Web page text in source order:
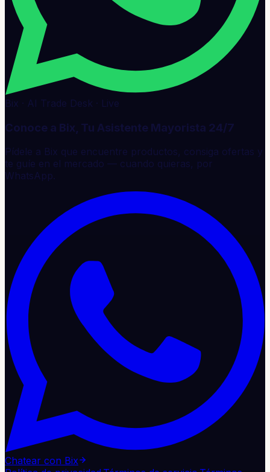
Bix · AI Trade Desk · Live
Conoce a Bix, Tu Asistente Mayorista 24/7
Pídele a Bix que encuentre productos, consiga ofertas y
te guíe en el mercado — cuando quieras, por
WhatsApp.
Chatear con Bix